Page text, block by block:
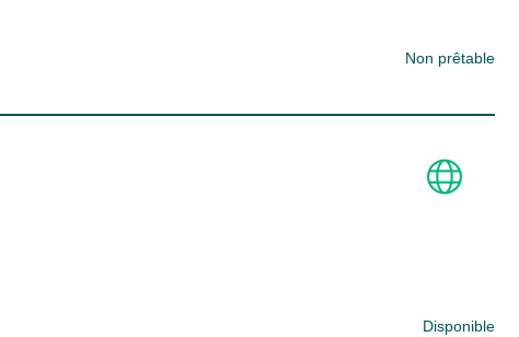
Non prêtable
Disponible